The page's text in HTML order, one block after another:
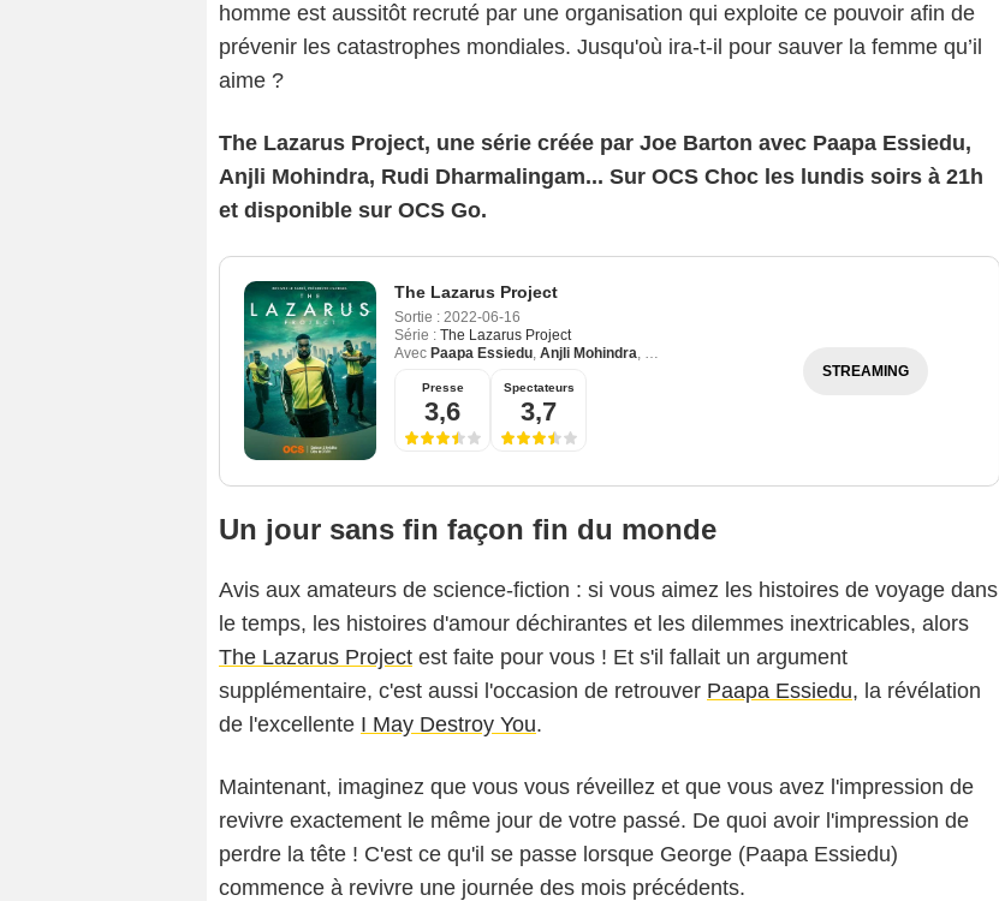
homme est aussitôt recruté par une organisation qui exploite ce pouvoir afin de
prévenir les catastrophes mondiales. Jusqu'où ira-t-il pour sauver la femme qu’il
aime ?
The Lazarus Project, une série créée par Joe Barton avec Paapa Essiedu,
Anjli Mohindra, Rudi Dharmalingam... Sur OCS Choc les lundis soirs à 21h
et disponible sur OCS Go.
The Lazarus Project
Sortie : 2022-06-16
Série : The Lazarus Project
Avec Paapa Essiedu, Anjli Mohindra, Rudi Dharmalingam
Presse
3,6
Spectateurs
3,7
STREAMING
Un jour sans fin façon fin du monde
Avis aux amateurs de science-fiction : si vous aimez les histoires de voyage dans
le temps, les histoires d'amour déchirantes et les dilemmes inextricables, alors
The Lazarus Project est faite pour vous ! Et s'il fallait un argument
supplémentaire, c'est aussi l'occasion de retrouver Paapa Essiedu, la révélation
de l'excellente I May Destroy You.
Maintenant, imaginez que vous vous réveillez et que vous avez l'impression de
revivre exactement le même jour de votre passé. De quoi avoir l'impression de
perdre la tête ! C'est ce qu'il se passe lorsque George (Paapa Essiedu)
commence à revivre une journée des mois précédents.
© Sky UK Limited.